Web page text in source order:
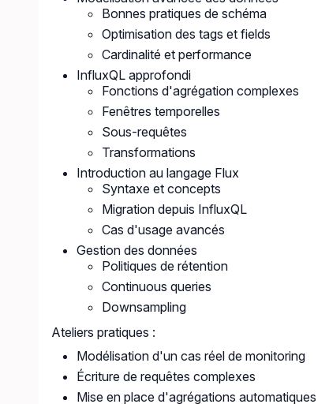
Bonnes pratiques de schéma
Optimisation des tags et fields
Cardinalité et performance
InfluxQL approfondi
Fonctions d'agrégation complexes
Fenêtres temporelles
Sous-requêtes
Transformations
Introduction au langage Flux
Syntaxe et concepts
Migration depuis InfluxQL
Cas d'usage avancés
Gestion des données
Politiques de rétention
Continuous queries
Downsampling
Ateliers pratiques :
Modélisation d'un cas réel de monitoring
Écriture de requêtes complexes
Mise en place d'agrégations automatiques